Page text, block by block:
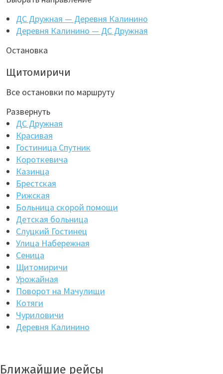
ДС Дружная — Деревня Калинино
Деревня Калинино — ДС Дружная
Остановка
Щитомиричи
Все остановки по маршруту
Развернуть
ДС Дружная
Красивая
Гостиница Спутник
Короткевича
Казинца
Брестская
Рижская
Больница скорой помощи
Детская больница
Слуцкий Гостинец
Улица Набережная
Сеница
Щитомиричи
Урожайная
Поворот на Мачулищи
Котяги
Чуриловичи
Деревня Калинино
Ближайшие рейсы